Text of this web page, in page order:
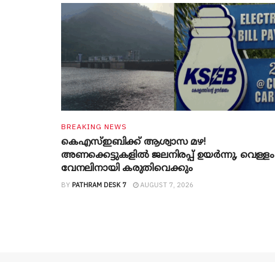
BREAKING NEWS
കെഎസ്ഇബിക്ക് ആശ്വാസ മഴ!
അണക്കെട്ടുകളിൽ ജലനിരപ്പ് ഉയർന്നു, വെള്ളം
വേനലിനായി കരുതിവെക്കും
BY PATHRAM DESK 7 AUGUST 7, 2026